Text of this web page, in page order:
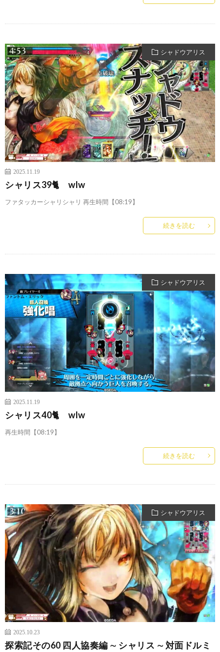
シャドウアリス
2025.11.19
シャリス39🐈 wlw
ファタッカーシャリシャリ 再生時間【08:19】
続きを読む
シャドウアリス
2025.11.19
シャリス40🐈 wlw
再生時間【08:19】
続きを読む
シャドウアリス
2025.10.23
探索記その60 四人協奏編 ∼ シャリス ∼ 対面ドルミ